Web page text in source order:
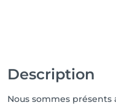
Description
Nous sommes présents